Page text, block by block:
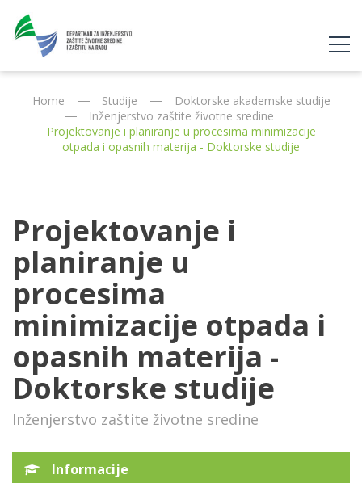
Home Studije
Doktorske akademske studije
Inženjerstvo zaštite životne sredine
Projektovanje i planiranje u procesima minimizacije
otpada i opasnih materija - Doktorske studije
Projektovanje i
planiranje u
procesima
minimizacije otpada i
opasnih materija -
Doktorske studije
Inženjerstvo zaštite životne sredine
Informacije